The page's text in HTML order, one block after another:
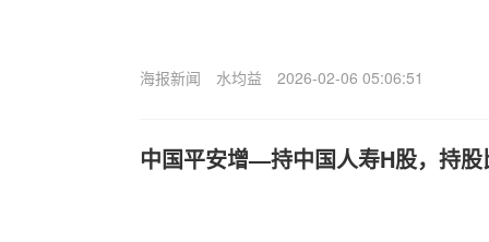
海报新闻 水均益 2026-02-06 05:06:51
中国平安增—持中国人寿H股，持